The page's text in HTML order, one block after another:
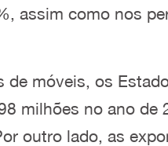
assim como nos
móveis, os
milhões no ano de
outro lado, as